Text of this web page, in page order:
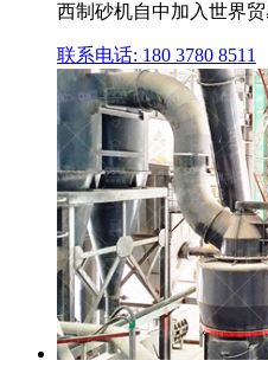
西制砂机自中加入世界贸
联系电话: 180 3780 8511